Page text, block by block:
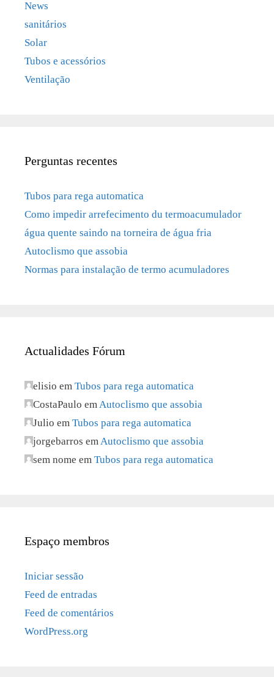
News
sanitários
Solar
Tubos e acessórios
Ventilação
Perguntas recentes
Tubos para rega automatica
Como impedir arrefecimento du termoacumulador
água quente saindo na torneira de água fria
Autoclismo que assobia
Normas para instalação de termo acumuladores
Actualidades Fórum
elisio em Tubos para rega automatica
CostaPaulo emAutoclismo que assobia
Julio em Tubos para rega automatica
jorgebarros emAutoclismo que assobia
sem nome em Tubos para rega automatica
Espaço membros
Iniciar sessão
Feed de entradas
Feed de comentários
WordPress.org